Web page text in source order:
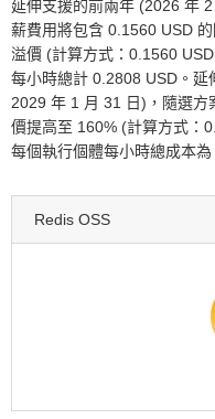
延伸支援的前兩年 (2026 年
薪費用將包含 0.1560 USD
溢價 (計算方式：0.1560
每小時總計 0.2808 USD。
2029 年 1 月 31 日)，隨選
價提高至 160% (計算方式：
每個執行個體每小時總成本為
Redis OSS